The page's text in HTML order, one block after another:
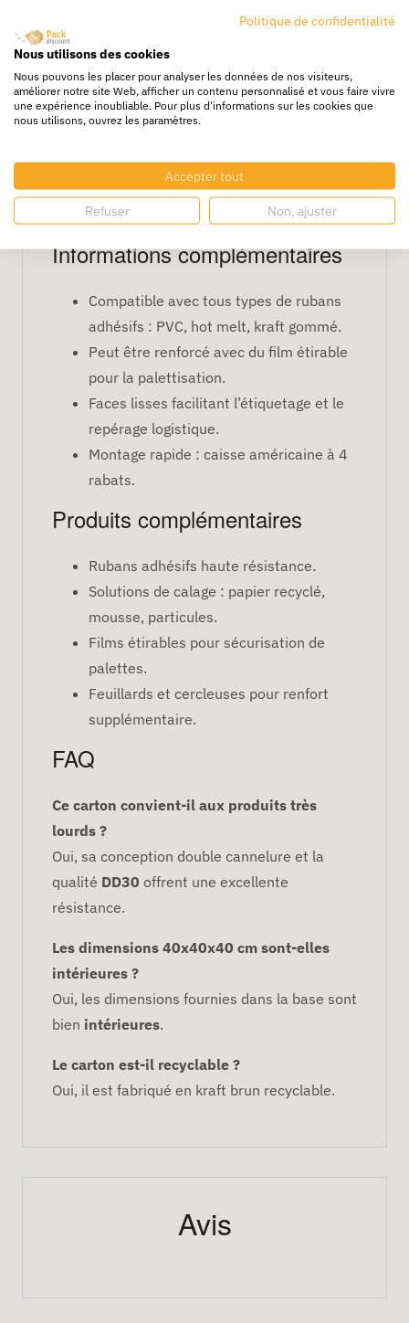
mécaniques, outillage, composants
industriels.
Transport d’objets volumineux
Stockage longue durée en entrepôt.
Conditionnements groupés nécessitant
une caisse renforcée.
Informations complémentaires
Compatible avec tous types de rubans
adhésifs : PVC, hot melt, kraft gommé.
Peut être renforcé avec du film étirable
pour la palettisation.
Faces lisses facilitant l’étiquetage et le
repérage logistique.
Montage rapide : caisse américaine à 4
rabats.
Produits complémentaires
Rubans adhésifs haute résistance.
Solutions de calage : papier recyclé,
mousse, particules.
Films étirables pour sécurisation de
palettes.
Feuillards et cercleuses pour renfort
supplémentaire.
FAQ
Ce carton convient-il aux produits très
lourds ?
Oui, sa conception double cannelure et la
qualité DD30 offrent une excellente
résistance.
Les dimensions 40x40x40 cm sont-elles
intérieures ?
Oui, les dimensions fournies dans la base sont
bien intérieures.
Le carton est-il recyclable ?
Oui, il est fabriqué en kraft brun recyclable.
Avis
Politique de confidentialité
Nous utilisons des cookies
Nous pouvons les placer pour analyser les données de nos visiteurs,
améliorer notre site Web, afficher un contenu personnalisé et vous faire vivre
une expérience inoubliable. Pour plus d'informations sur les cookies que
nous utilisons, ouvrez les paramètres.
Accepter tout
Refuser Non, ajuster